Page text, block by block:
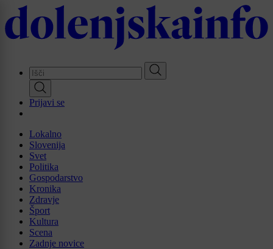
Skip
to
main
Prijavi se
Lokalno
Slovenija
Svet
Politika
Gospodarstvo
Kronika
Zdravje
Šport
Kultura
Scena
Zadnje novice